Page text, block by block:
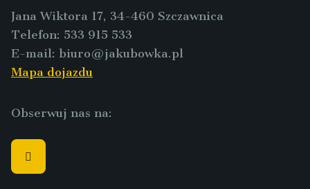
Jana Wiktora 17, 34-460 Szczawnica
Telefon: 533 915 533
E-mail: biuro@jakubowka.pl
Mapa dojazdu
Obserwuj nas na: